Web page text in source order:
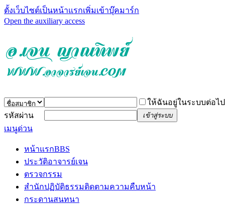
ตั้งเว็บไซต์เป็นหน้าแรกเพิ่มเข้าบุ๊คมาร์ก
Open the auxiliary access
ให้ฉันอยู่ในระบบต่อไป
รหัสผ่าน
เข้าสู่ระบบ
เมนูด่วน
หน้าแรกBBS
ประวัติอาจารย์เจน
ตรวจกรรม
สำนักปฏิบัติธรรมติดตามความคืบหน้า
กระดานสนทนา